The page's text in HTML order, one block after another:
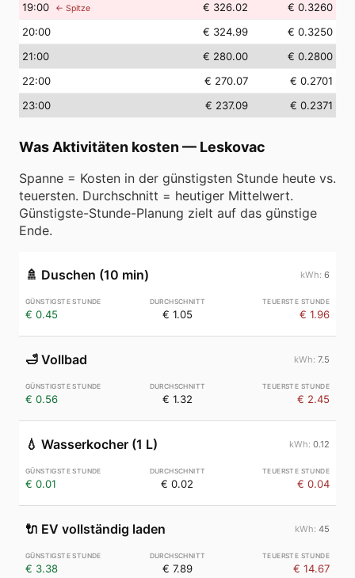
19:00 ← Spitze € 326.02
€ 0.3260
20:00 € 324.99
€ 0.3250
21:00 € 280.00
€ 0.2800
22:00 € 270.07
€ 0.2701
23:00 € 237.09 € 0.2371
Was Aktivitäten kosten — Leskovac
Spanne = Kosten in der günstigsten Stunde heute vs.
teuersten. Durchschnitt = heutiger Mittelwert.
Günstigste-Stunde-Planung zielt auf das günstige
Ende.
🚿 Duschen (10 min) 6
€ 0.45 € 1.05 € 1.96
🛁 Vollbad 7.5
€ 0.56 € 1.32 € 2.45
💧 Wasserkocher (1 L) 0.12
€ 0.01 € 0.02 € 0.04
🔌 EV vollständig laden 45
€ 3.38 € 7.89 € 14.67